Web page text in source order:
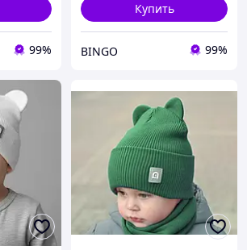
99%
Купить
BINGO 99%